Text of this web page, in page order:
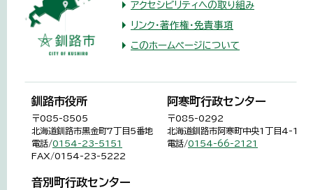
アクセシビリティへの取り組み
リンク・著作権・免責事項
このホームページについて
釧路市役所
〒085-8505
北海道釧路市黒金町7丁目5番地
電話/0154-23-5151
FAX/0154-23-5222
阿寒町行政センター
〒085-0292
北海道釧路市阿寒町中央1丁目4-1
電話/0154-66-2121
音別町行政センター